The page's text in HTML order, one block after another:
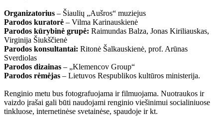
Organizatorius – Šiaulių „Aušros“ muziejus
Parodos kuratorė – Vilma Karinauskienė
Parodos kūrybinė grupė: Raimundas Balza, Jonas Kiriliauskas,
Virginija Šiukščienė
Parodos konsultantai: Ritonė Šalkauskienė, prof. Arūnas
Sverdiolas
Parodos dizainas – „Klemencov Group“
Parodos rėmėjas – Lietuvos Respublikos kultūros ministerija.
Renginio metu bus fotografuojama ir filmuojama. Nuotraukos ir
vaizdo įrašai gali būti naudojami renginio viešinimui socialiniuose
tinkluose, internetinėse svetainėse, spaudoje ir kt.